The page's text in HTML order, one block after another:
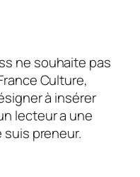
ne souhaite pas
Culture,
à insérer
lecteur a une
preneur.